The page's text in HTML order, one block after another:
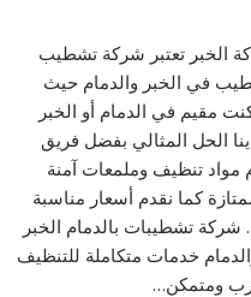
الخبر تعتبر شركة تشطيب
في الخبر والدمام حيث
مقيم في الدمام أو الخبر
الحل المثالي بفضل فريق
مواد تنظيف وملمعات آمنة
كما نقدم أسعار مناسبة
تشطيبات بالدمام الخبر
خدمات متكاملة للتنظيف
ومتمكن…